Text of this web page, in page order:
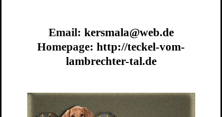
Email: kersmala@web.de
Homepage: http://teckel-vom-
lambrechter-tal.de